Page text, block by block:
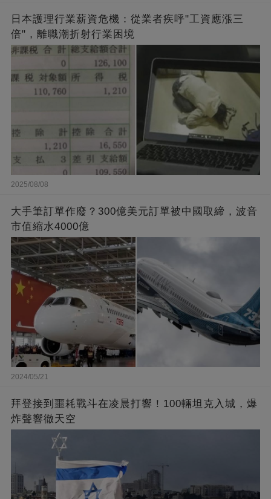
日本護理行業薪資危機：從業者疾呼"工資應漲三
倍"，離職潮折射行業困境
2025/08/08
大手筆訂單作廢？300億美元訂單被中國取締，波音
市值縮水4000億
2024/05/21
拜登接到噩耗戰斗在凌晨打響！100輛坦克入城，爆
炸聲響徹天空